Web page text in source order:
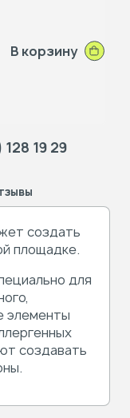
В корзину
19 29
создать
площадке.
для
элементы
создавать